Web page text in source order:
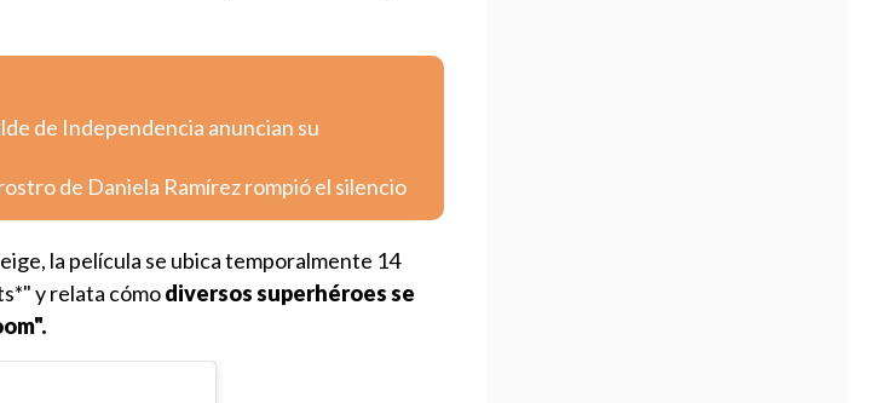
de Independencia anuncian su
de Daniela Ramírez rompió el silencio
la película se ubica temporalmente 14
y relata cómodiversos superhéroes se